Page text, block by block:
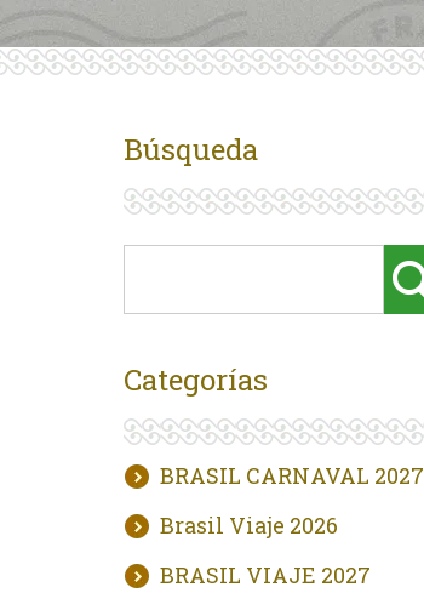
Búsqueda
Categorías
BRASIL CARNAVAL 2027
Brasil Viaje 2026
BRASIL VIAJE 2027